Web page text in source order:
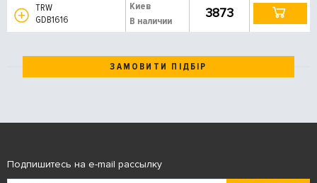
TRW
GDB1616
Киев
В наличии
3873
ЗАМОВИТИ ПІДБІР
Подпишитесь на e-mail рассылку